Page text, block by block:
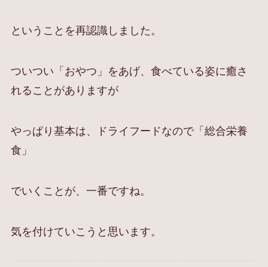
ということを再認識しました。
ついつい「おやつ」をあげ、食べている姿に癒さ
れることがありますが
やっぱり基本は、ドライフードなので「総合栄養
食」
でいくことが、一番ですね。
気を付けていこうと思います。